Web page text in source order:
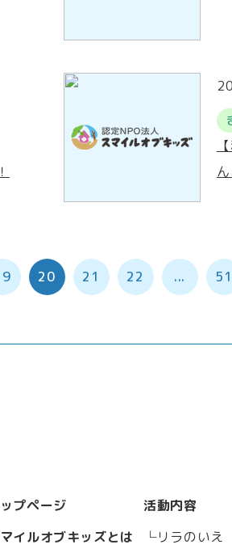
20 21 22 ... 51
プページ
イルオブキッズとは
活動内容
リラのいえ